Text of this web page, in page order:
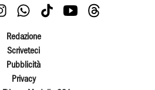
Redazione
Scriveteci
Pubblicità
Privacy